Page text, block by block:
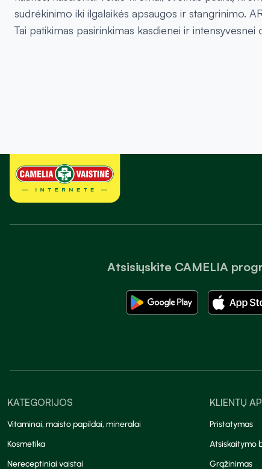
sudrėkinimo iki ilgalaikės apsaugos ir stangrinimo.
Tai patikimas pasirinkimas kasdienei ir intensyvesnei
Atsisiųskite CAMELIA
KATEGORIJOS
Vitaminai, maisto papildai, mineralai
Kosmetika
Nereceptiniai vaistai
KLIENTŲ
Pristatymas
Atsiskaitymo
Grąžinimas